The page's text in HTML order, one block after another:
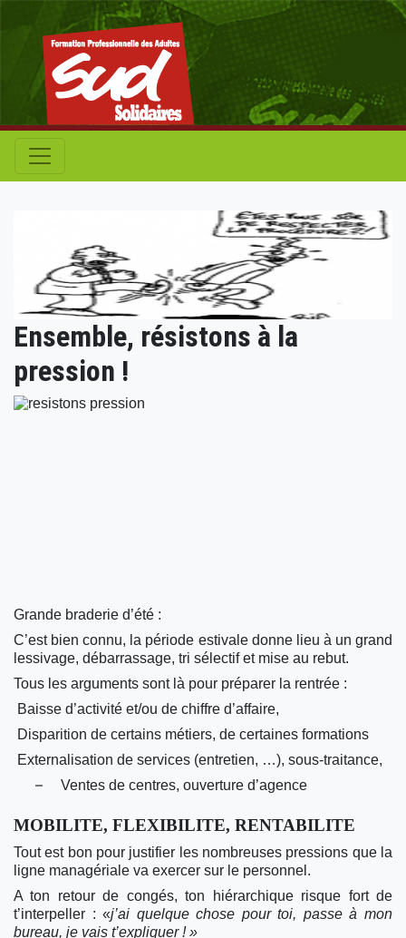
Ensemble, résistons à la
pression !
Grande braderie d’été :
C’est bien connu, la période estivale donne lieu à un grand
lessivage, débarrassage, tri sélectif et mise au rebut.
Tous les arguments sont là pour préparer la rentrée :
Baisse d’activité et/ou de chiffre d’affaire,
Disparition de certains métiers, de certaines formations
Externalisation de services (entretien, …), sous-traitance,
– Ventes de centres, ouverture d’agence
MOBILITE, FLEXIBILITE, RENTABILITE
Tout est bon pour justifier les nombreuses pressions que la
ligne managériale va exercer sur le personnel.
A ton retour de congés, ton hiérarchique risque fort de
t’interpeller : «j’ai quelque chose pour toi, passe à mon
bureau, je vais t’expliquer ! »